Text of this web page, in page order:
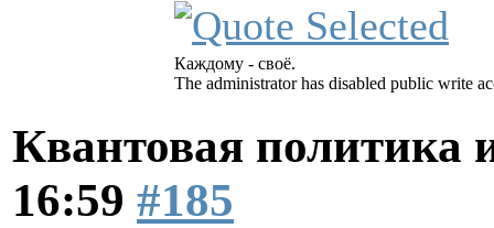
Каждому - своё.
The administrator has disabled public write
Квантовая политика
16:59 #185